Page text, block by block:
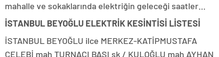
mahalle ve sokaklarında elektriğin geleceği saatler…
İSTANBUL BEYOĞLU ELEKTRİK KESİNTİSİ LİSTESİ
İSTANBUL BEYOĞLU ilce MERKEZ-KATİPMUSTAFA
ÇELEBİ mah TURNACI BAŞI sk / KULOĞLU mah AYHAN